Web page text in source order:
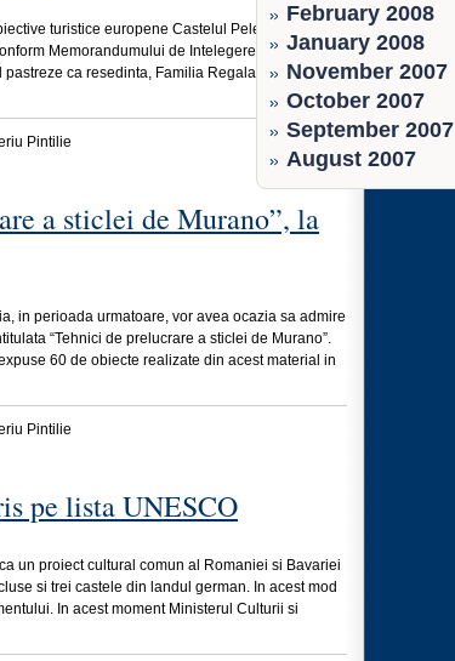
turistice europene Castelul Peles din Sinaia
Memorandumului de Intelegere intre
ca resedinta, Familia Regala va primi doar
Pintilie
a sticlei de Murano”, la
in perioada urmatoare, vor avea ocazia sa admire
“Tehnici de prelucrare a sticlei de Murano”.
60 de obiecte realizate din acest material in
Pintilie
pe lista UNESCO
un proiect cultural comun al Romaniei si Bavariei
si trei castele din landul german. In acest mod
In acest moment Ministerul Culturii si
February 2008
January 2008
November 2007
October 2007
September 2007
August 2007